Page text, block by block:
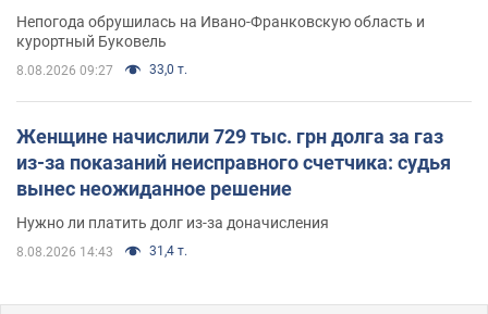
Непогода обрушилась на Ивано-Франковскую область и
курортный Буковель
8.08.2026 09:27 33,0 т.
Женщине начислили 729 тыс. грн долга за газ
из-за показаний неисправного счетчика: судья
вынес неожиданное решение
Нужно ли платить долг из-за доначисления
8.08.2026 14:43 31,4 т.